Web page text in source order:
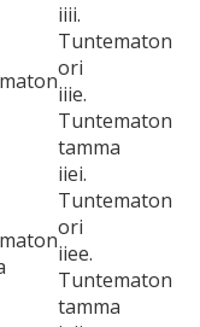
iiii.
Tuntematon
ori
iiie.
Tuntematon
tamma
iiei.
Tuntematon
ori
iiee.
Tuntematon
tamma